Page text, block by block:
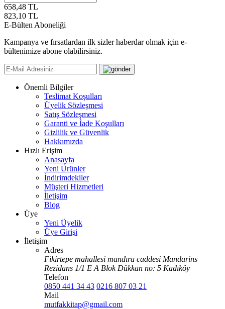
658,48 TL
823,10 TL
E-Bülten Aboneliği
Kampanya ve fırsatlardan ilk sizler haberdar olmak için e-
bültenimize abone olabilirsiniz.
Önemli Bilgiler
Teslimat Koşulları
Üyelik Sözleşmesi
Satış Sözleşmesi
Garanti ve İade Koşulları
Gizlilik ve Güvenlik
Hakkımızda
Hızlı Erişim
Anasayfa
Yeni Ürünler
İndirimdekiler
Müşteri Hizmetleri
İletişim
Blog
Üye
Yeni Üyelik
Üye Girişi
İletişim
Adres
Fikirtepe mahallesi mandıra caddesi Mandarins
Rezidans 1/1 E A Blok Dükkan no: 5 Kadıköy
Telefon
0850 441 34 43 0216 807 03 21
Mail
mutfakkitap@gmail.com